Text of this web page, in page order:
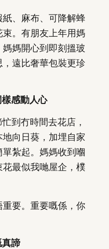
、麻布、可降解蜂
。有朋友上年用媽
媽開心到即刻搵玻
遠比奢華包裝更珍
感動人心
到冇時間去花店，
向日葵，加埋自家
紮起。媽媽收到嗰
最似我哋屋企，樸
要。重要嘅係，你
諦